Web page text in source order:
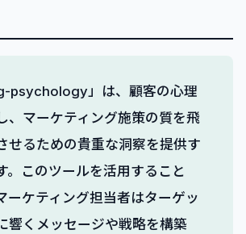
psychology」は、顧客の心理
、マーケティング施策の質を飛
せるための貴重な洞察を提供す
。このツールを活用すること
ーケティング担当者はターゲッ
響くメッセージや戦略を構築